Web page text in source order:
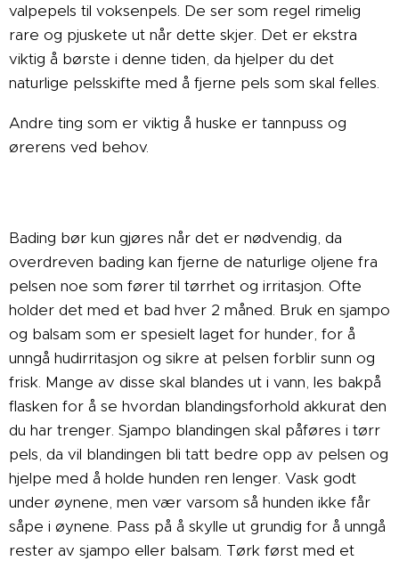
valpepels til voksenpels. De ser som regel rimelig
rare og pjuskete ut når dette skjer. Det er ekstra
viktig å børste i denne tiden, da hjelper du det
naturlige pelsskifte med å fjerne pels som skal felles.
Andre ting som er viktig å huske er tannpuss og
ørerens ved behov.
Bading bør kun gjøres når det er nødvendig, da
overdreven bading kan fjerne de naturlige oljene fra
pelsen noe som fører til tørrhet og irritasjon. Ofte
holder det med et bad hver 2 måned. Bruk en sjampo
og balsam som er spesielt laget for hunder, for å
unngå hudirritasjon og sikre at pelsen forblir sunn og
frisk. Mange av disse skal blandes ut i vann, les bakpå
flasken for å se hvordan blandingsforhold akkurat den
du har trenger. Sjampo blandingen skal påføres i tørr
pels, da vil blandingen bli tatt bedre opp av pelsen og
hjelpe med å holde hunden ren lenger. Vask godt
under øynene, men vær varsom så hunden ikke får
såpe i øynene. Pass på å skylle ut grundig for å unngå
rester av sjampo eller balsam. Tørk først med et